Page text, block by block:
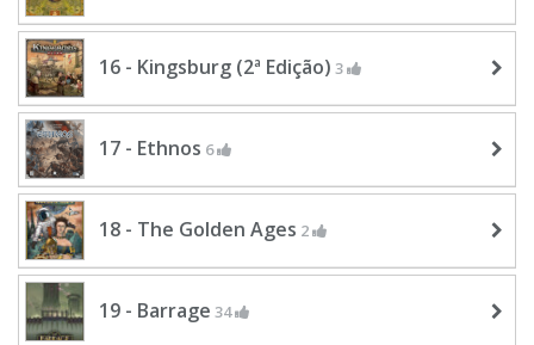
16 - Kingsburg (2ª Edição) 3
17 - Ethnos 6
18 - The Golden Ages 2
19 - Barrage 34